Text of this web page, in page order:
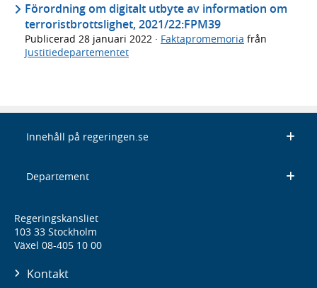
Förordning om digitalt utbyte av information om
terroristbrottslighet, 2021/22:FPM39
Publicerad 28 januari 2022 · Faktapromemoria från
Justitiedepartementet
Innehåll på regeringen.se
Departement
Regeringskansliet
103 33 Stockholm
Växel 08-405 10 00
Kontakt